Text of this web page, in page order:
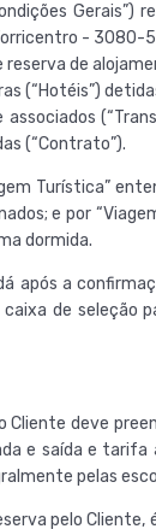
- 3080-
de
(“Hotéis”)
(“Contrato”).
Turística”
e por
dormida.
após a
de seleção
Cliente deve
e saída e tarifa
pelas
pelo